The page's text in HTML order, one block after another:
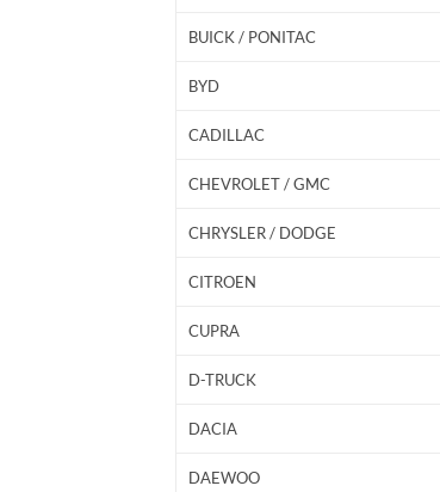
BUICK / PONITAC
BYD
CADILLAC
CHEVROLET / GMC
CHRYSLER / DODGE
CITROEN
CUPRA
D-TRUCK
DACIA
DAEWOO